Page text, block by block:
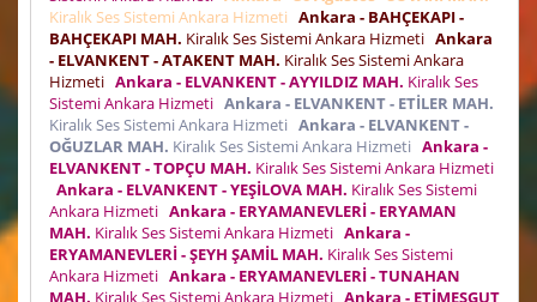
Kiralık Ses Sistemi Ankara Hizmeti Ankara - BAHÇEKAPI -
BAHÇEKAPI MAH. Kiralık Ses Sistemi Ankara Hizmeti Ankara
- ELVANKENT - ATAKENT MAH. Kiralık Ses Sistemi Ankara
Hizmeti Ankara - ELVANKENT - AYYILDIZ MAH. Kiralık Ses
Sistemi Ankara Hizmeti Ankara - ELVANKENT - ETİLER MAH.
Kiralık Ses Sistemi Ankara Hizmeti Ankara - ELVANKENT -
OĞUZLAR MAH. Kiralık Ses Sistemi Ankara Hizmeti Ankara -
ELVANKENT - TOPÇU MAH. Kiralık Ses Sistemi Ankara Hizmeti
Ankara - ELVANKENT - YEŞİLOVA MAH. Kiralık Ses Sistemi
Ankara Hizmeti Ankara - ERYAMANEVLERİ - ERYAMAN
MAH. Kiralık Ses Sistemi Ankara Hizmeti Ankara -
ERYAMANEVLERİ - ŞEYH ŞAMİL MAH. Kiralık Ses Sistemi
Ankara Hizmeti Ankara - ERYAMANEVLERİ - TUNAHAN
MAH. Kiralık Ses Sistemi Ankara Hizmeti Ankara - ETİMESGUT